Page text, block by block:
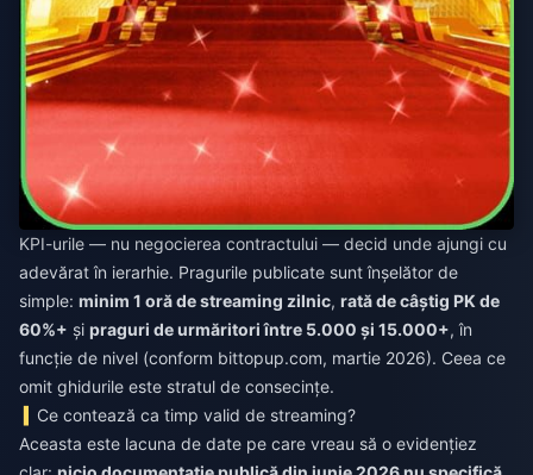
KPI-urile — nu negocierea contractului — decid unde ajungi cu
adevărat în ierarhie. Pragurile publicate sunt înșelător de
simple: minim 1 oră de streaming zilnic, rată de câștig PK de
60%+ și praguri de urmăritori între 5.000 și 15.000+, în
funcție de nivel (conform bittopup.com, martie 2026). Ceea ce
omit ghidurile este stratul de consecințe.
Ce contează ca timp valid de streaming?
Aceasta este lacuna de date pe care vreau să o evidențiez